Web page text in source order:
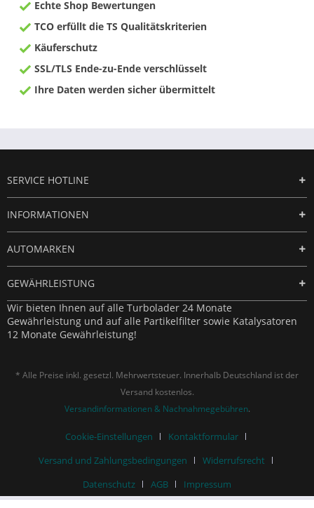
Echte Shop Bewertungen
TCO erfüllt die TS Qualitätskriterien
Käuferschutz
SSL/TLS Ende-zu-Ende verschlüsselt
Ihre Daten werden sicher übermittelt
SERVICE HOTLINE
INFORMATIONEN
AUTOMARKEN
GEWÄHRLEISTUNG
Wir bieten Ihnen auf alle Turbolader 24 Monate
Gewährleistung und auf alle Partikelfilter sowie Katalysatoren
12 Monate Gewährleistung!
* Alle Preise inkl. gesetzl. Mehrwertsteuer. Innerhalb Deutschland ist der
Versand kostenlos.
Versandinformationen & Nachnahmegebühren.
Cookie-Einstellungen
Kontaktformular
Versand und Zahlungsbedingungen
Widerrufsrecht
Datenschutz
AGB Impressum